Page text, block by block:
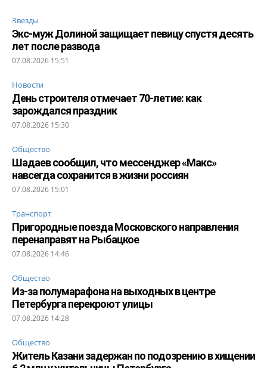
Звезды
Экс-муж Долиной защищает певицу спустя десять
лет после развода
07.08.2026 15:51
Новости
День строителя отмечает 70-летие: как
зарождался праздник
07.08.2026 15:30
Общество
Шадаев сообщил, что мессенджер «Макс»
навсегда сохранится в жизни россиян
07.08.2026 15:01
Транспорт
Пригородные поезда Московского направления
перенаправят на Рыбацкое
07.08.2026 14:46
Общество
Из-за полумарафона на выходных в центре
Петербурга перекроют улицы
07.08.2026 14:28
Общество
Житель Казани задержан по подозрению в хищении